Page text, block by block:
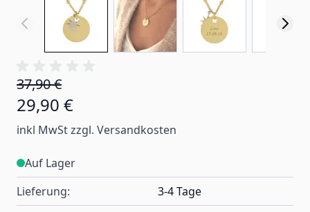
37,90 €
29,90 €
inkl MwSt zzgl. Versandkosten
Auf Lager
Lieferung:
3-4 Tage